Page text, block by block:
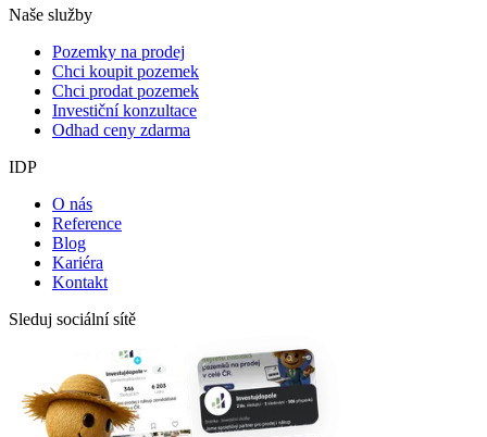
Naše služby
Pozemky na prodej
Chci koupit pozemek
Chci prodat pozemek
Investiční konzultace
Odhad ceny zdarma
IDP
O nás
Reference
Blog
Kariéra
Kontakt
Sleduj sociální sítě